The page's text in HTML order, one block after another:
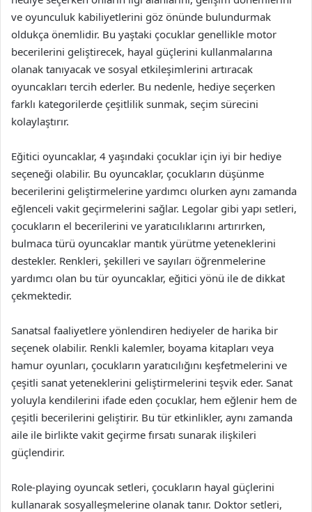
ve oyunculuk kabiliyetlerini göz önünde bulundurmak
oldukça önemlidir. Bu yaştaki çocuklar genellikle motor
becerilerini geliştirecek, hayal güçlerini kullanmalarına
olanak tanıyacak ve sosyal etkileşimlerini artıracak
oyuncakları tercih ederler. Bu nedenle, hediye seçerken
farklı kategorilerde çeşitlilik sunmak, seçim sürecini
kolaylaştırır.
Eğitici oyuncaklar, 4 yaşındaki çocuklar için iyi bir hediye
seçeneği olabilir. Bu oyuncaklar, çocukların düşünme
becerilerini geliştirmelerine yardımcı olurken aynı zamanda
eğlenceli vakit geçirmelerini sağlar. Legolar gibi yapı setleri,
çocukların el becerilerini ve yaratıcılıklarını artırırken,
bulmaca türü oyuncaklar mantık yürütme yeteneklerini
destekler. Renkleri, şekilleri ve sayıları öğrenmelerine
yardımcı olan bu tür oyuncaklar, eğitici yönü ile de dikkat
çekmektedir.
Sanatsal faaliyetlere yönlendiren hediyeler de harika bir
seçenek olabilir. Renkli kalemler, boyama kitapları veya
hamur oyunları, çocukların yaratıcılığını keşfetmelerini ve
çeşitli sanat yeteneklerini geliştirmelerini teşvik eder. Sanat
yoluyla kendilerini ifade eden çocuklar, hem eğlenir hem de
çeşitli becerilerini geliştirir. Bu tür etkinlikler, aynı zamanda
aile ile birlikte vakit geçirme fırsatı sunarak ilişkileri
güçlendirir.
Role-playing oyuncak setleri, çocukların hayal güçlerini
kullanarak sosyalleşmelerine olanak tanır. Doktor setleri,